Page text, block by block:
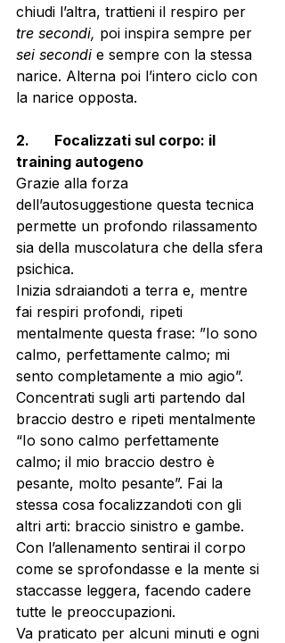
chiudi l’altra, trattieni il respiro per
tre secondi, poi inspira sempre per
sei secondi e sempre con la stessa
narice. Alterna poi l’intero ciclo con
la narice opposta.
2.       Focalizzati sul corpo: il
training autogeno
Grazie alla forza
dell’autosuggestione questa tecnica
permette un profondo rilassamento
sia della muscolatura che della sfera
psichica.
Inizia sdraiandoti a terra e, mentre
fai respiri profondi, ripeti
mentalmente questa frase: ”Io sono
calmo, perfettamente calmo; mi
sento completamente a mio agio”.
Concentrati sugli arti partendo dal
braccio destro e ripeti mentalmente
“Io sono calmo perfettamente
calmo; il mio braccio destro è
pesante, molto pesante”. Fai la
stessa cosa focalizzandoti con gli
altri arti: braccio sinistro e gambe.
Con l’allenamento sentirai il corpo
come se sprofondasse e la mente si
staccasse leggera, facendo cadere
tutte le preoccupazioni.
Va praticato per alcuni minuti e ogni